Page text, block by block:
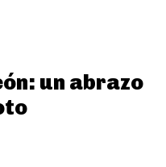
un abrazo